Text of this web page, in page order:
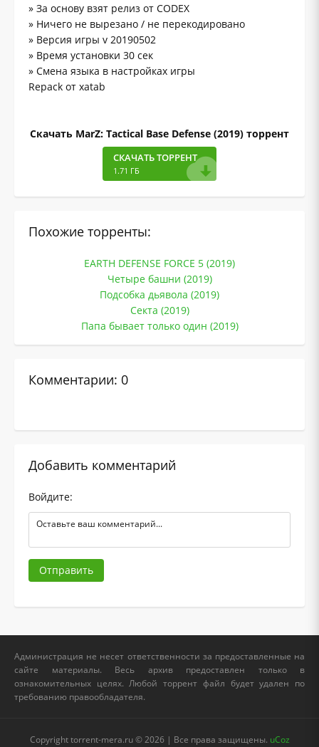
» За основу взят релиз от CODEX
» Ничего не вырезано / не перекодировано
» Версия игры v 20190502
» Время установки 30 сек
» Смена языка в настройках игры
Repack от xatab
Скачать MarZ: Tactical Base Defense (2019) торрент
СКАЧАТЬ ТОРРЕНТ
1.71 ГБ
Похожие торренты:
EARTH DEFENSE FORCE 5 (2019)
Четыре башни (2019)
Подсобка дьявола (2019)
Секта (2019)
Папа бывает только один (2019)
Комментарии: 0
Добавить комментарий
Войдите:
Отправить
Администрация не несет ответственности за предоставленные на
сайте материалы. Весь архив предоставлен только в
ознакомительных целях. Любой торрент файл будет удален по
требованию правообладателя.
Copyright torrent-mera.ru © 2026 | Все права защищены. uCoz